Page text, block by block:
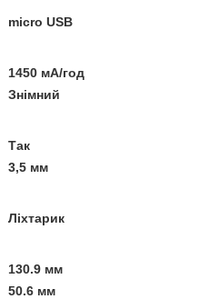
micro USB
1450 мА/год
Знімний
Так
3,5 мм
Ліхтарик
130.9 мм
50.6 мм